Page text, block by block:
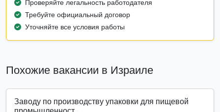
Проверяйте легальность работодателя
Требуйте официальный договор
Уточняйте все условия работы
Похожие вакансии в Израиле
Заводу по производству упаковки для пищевой